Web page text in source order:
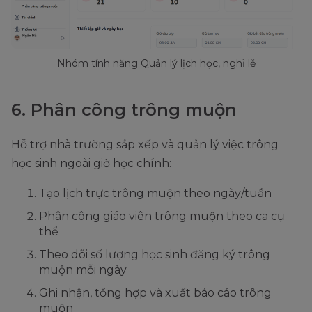
Nhóm tính năng Quản lý lịch học, nghỉ lễ
6. Phân công trông muộn
Hỗ trợ nhà trường sắp xếp và quản lý việc trông
học sinh ngoài giờ học chính:
Tạo lịch trực trông muộn theo ngày/tuần
Phân công giáo viên trông muộn theo ca cụ
thể
Theo dõi số lượng học sinh đăng ký trông
muộn mỗi ngày
Ghi nhận, tổng hợp và xuất báo cáo trông
muộn